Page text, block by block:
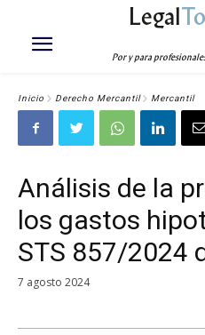
Legal
Por y para
Inicio Derecho Mercantil Mercantil
Análisis de la
los gastos
STS 857/2024
7 agosto 2024